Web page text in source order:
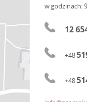
w godzinach:
12
+48
+48